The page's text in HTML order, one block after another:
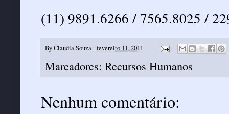
(11) 9891.6266 / 7565.8025 /
ByClaudia Souza-fevereiro 11, 2011
Marcadores: Recursos Humanos
Nenhum comentário: